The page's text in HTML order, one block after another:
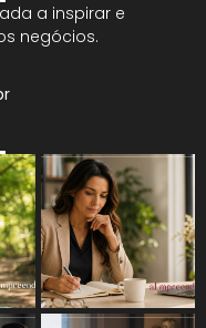
a inspirar e
negócios.